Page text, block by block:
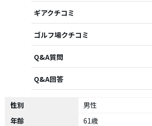
ギアクチコミ
ゴルフ場クチコミ
Q&A質問
Q&A回答
性別
男性
年齢
61歳